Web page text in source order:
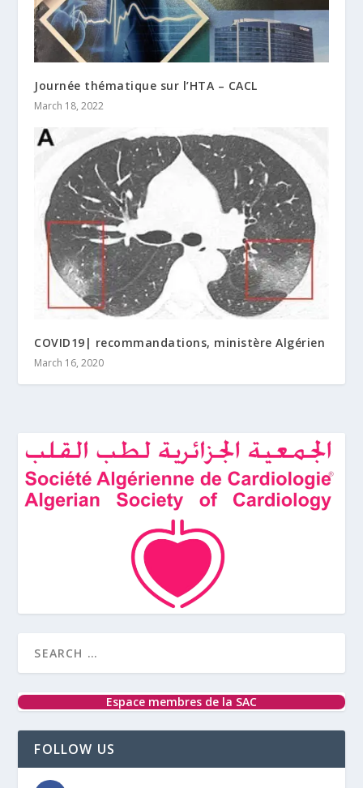
Journée thématique sur l’HTA – CACL
March 18, 2022
COVID19| recommandations, ministère Algérien
March 16, 2020
Espace membres de la SAC
FOLLOW US